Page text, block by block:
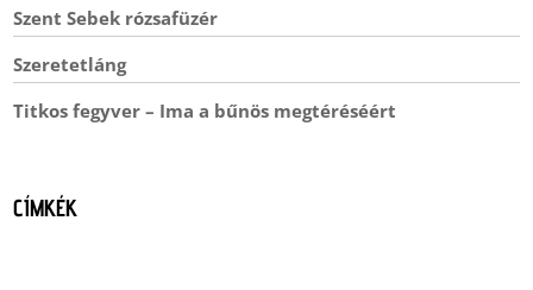
Szent Sebek rózsafüzér
Szeretetláng
Titkos fegyver – Ima a bűnös megtéréséért
CÍMKÉK